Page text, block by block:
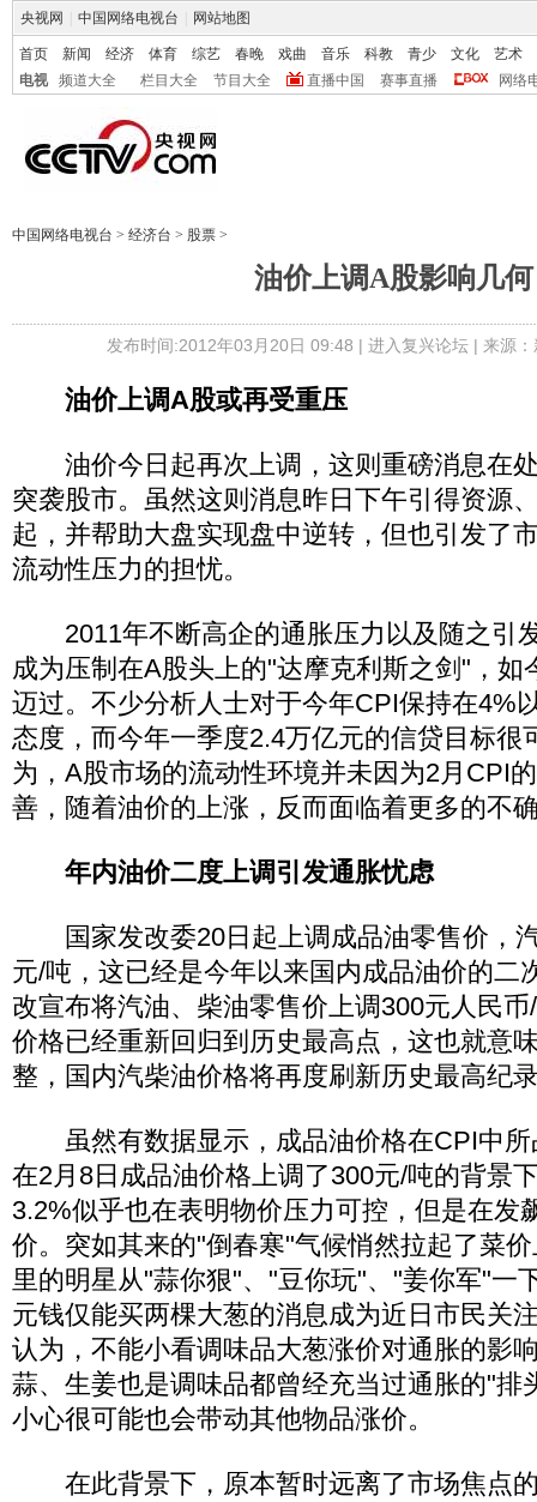
央视网 中国网络电视台 网站地图
首页 新闻 经济 体育 综艺 春晚 戏曲 音乐 科教 青少 文化
艺术
电视
频道大全 栏目大全 节目大全 直播中国 赛事直播 网络
中国网络电视台 > 经济台 > 股票 >
油价上调A股影响几何
发布时间:2012年03月20日 09:48 | 进入复兴论坛| 来源
油价上调A股或再受重压
油价今日起再次上调，这则重磅消息在
突袭股市。虽然这则消息昨日下午引得资源
起，并帮助大盘实现盘中逆转，但也引发了
流动性压力的担忧。
2011年不断高企的通胀压力以及随之引
成为压制在A股头上的"达摩克利斯之剑"，如
迈过。不少分析人士对于今年CPI保持在4%
态度，而今年一季度2.4万亿元的信贷目标很
为，A股市场的流动性环境并未因为2月CPI
善，随着油价的上涨，反而面临着更多的不
年内油价二度上调引发通胀忧虑
国家发改委20日起上调成品油零售价，
元/吨，这已经是今年以来国内成品油价的二
改宣布将汽油、柴油零售价上调300元人民
价格已经重新回归到历史最高点，这也就意
整，国内汽柴油价格将再度刷新历史最高纪
虽然有数据显示，成品油价格在CPI中所
在2月8日成品油价格上调了300元/吨的背景
3.2%似乎也在表明物价压力可控，但是在发
价。突如其来的"倒春寒"气候悄然拉起了菜
里的明星从"蒜你狠"、"豆你玩"、"姜你军"一
元钱仅能买两棵大葱的消息成为近日市民关
认为，不能小看调味品大葱涨价对通胀的影
蒜、生姜也是调味品都曾经充当过通胀的"排
小心很可能也会带动其他物品涨价。
在此背景下，原本暂时远离了市场焦点